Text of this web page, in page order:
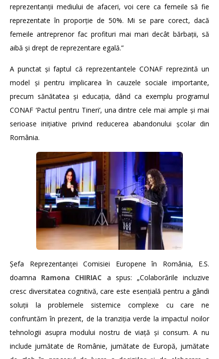
reprezentanții mediului de afaceri, voi cere ca femeile să fie
reprezentate în proporție de 50%. Mi se pare corect, dacă
femeile antreprenor fac profituri mai mari decât bărbații, să
aibă și drept de reprezentare egală.”
A punctat și faptul că reprezentantele CONAF reprezintă un
model și pentru implicarea în cauzele sociale importante,
precum sănătatea și educația, dând ca exemplu programul
CONAF ‘Pactul pentru Tineri’, una dintre cele mai ample și mai
serioase inițiative privind reducerea abandonului școlar din
România.
Șefa Reprezentanței Comisiei Europene în România, E.S.
doamna Ramona CHIRIAC a spus: „Colaborările incluzive
cresc diversitatea cognitivă, care este esențială pentru a gândi
soluții la problemele sistemice complexe cu care ne
confruntăm în prezent, de la tranziția verde la impactul noilor
tehnologii asupra modului nostru de viață și consum. A nu
include jumătate de Românie, jumătate de Europă, jumătate